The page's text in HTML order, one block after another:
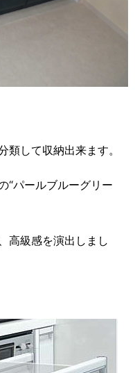
類して収納出来ます。
“パールブルーグリー
高級感を演出しまし